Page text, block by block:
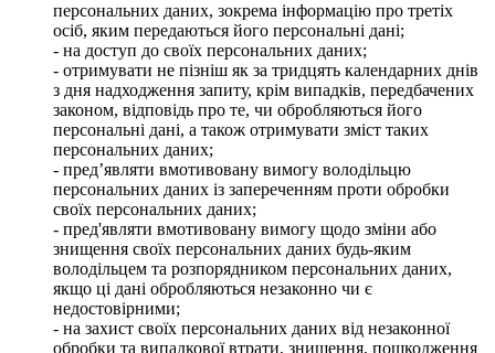
персональних даних, зокрема інформацію про третіх
осіб, яким передаються його персональні дані;
- на доступ до своїх персональних даних;
- отримувати не пізніш як за тридцять календарних днів
з дня надходження запиту, крім випадків, передбачених
законом, відповідь про те, чи обробляються його
персональні дані, а також отримувати зміст таких
персональних даних;
- пред’являти вмотивовану вимогу володільцю
персональних даних із запереченням проти обробки
своїх персональних даних;
- пред'являти вмотивовану вимогу щодо зміни або
знищення своїх персональних даних будь-яким
володільцем та розпорядником персональних даних,
якщо ці дані обробляються незаконно чи є
недостовірними;
- на захист своїх персональних даних від незаконної
обробки та випадкової втрати, знищення, пошкодження